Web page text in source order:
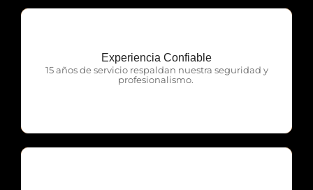
Experiencia Confiable
15 años de servicio respaldan nuestra seguridad y
profesionalismo.
OTP Servicios